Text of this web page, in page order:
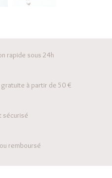
rapide sous 24h
gratuite à partir de 50 €
sécurisé
remboursé